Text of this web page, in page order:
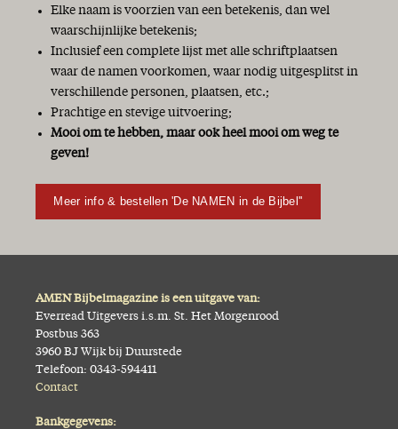
Elke naam is voorzien van een betekenis, dan wel
waarschijnlijke betekenis;
Inclusief een complete lijst met alle schriftplaatsen
waar de namen voorkomen, waar nodig uitgesplitst in
verschillende personen, plaatsen, etc.;
Prachtige en stevige uitvoering;
Mooi om te hebben, maar ook heel mooi om weg te
geven!
Meer info & bestellen 'De NAMEN in de Bijbel''
AMEN Bijbelmagazine is een uitgave van:
Everread Uitgevers i.s.m. St. Het Morgenrood
Postbus 363
3960 BJ Wijk bij Duurstede
Telefoon: 0343-594411
Contact
Bankgegevens: